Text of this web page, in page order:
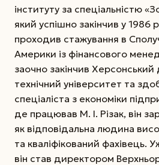
інституту за спеціальністю
який успішно закінчив у 1986
проходив стажування в
Америки із фінансового
заочно закінчив
технічний університет та
спеціаліста з економіки
де працював М. І. Різак, він
як відповідальна людина
та кваліфікований фахівець.
він став директором